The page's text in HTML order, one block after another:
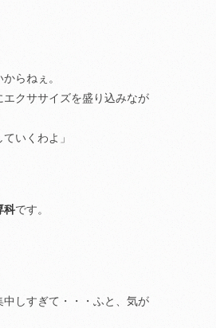
らねぇ。
エクササイズを盛り込みなが
いくわよ」
科です。
中しすぎて・・・ふと、気が